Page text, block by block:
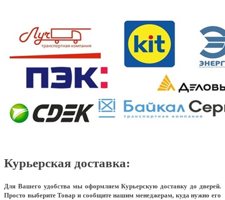
Курьерская доставка:
Для Вашего удобства мы оформляем Курьерскую доставку до дверей.
Просто выберите Товар и сообщите нашим менеджерам, куда нужно его